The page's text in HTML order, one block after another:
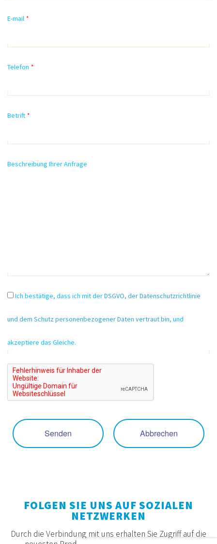
E-mail *
Telefon *
Betrift *
Beschreibung Ihrer Anfrage
Ich bestätige, dass ich mit derDSGVO, der Datenschutzrichtlinie
und dem Schutz personenbezogener Daten vertraut bin, und
akzeptiere das Gleiche.
Senden Abbrechen
FOLGEN SIE UNS AUF SOZIALEN
NETZWERKEN
Durch die Verbindung mit uns erhalten Sie Zugriff auf die